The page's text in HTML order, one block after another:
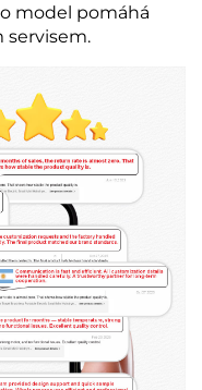
model pomáhá
servisem.